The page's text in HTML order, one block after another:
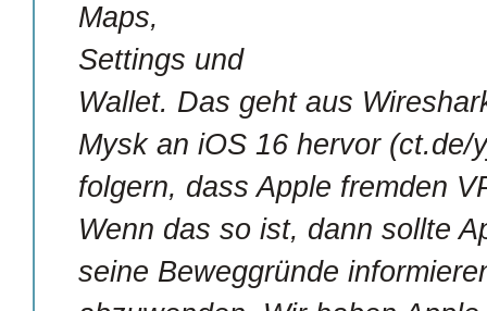
Maps,
Settings und
Wallet. Das geht aus
Mysk an iOS 16 hervor (ct.de/
folgern, dass Apple fremden
Wenn das so ist, dann sollte
seine Beweggründe